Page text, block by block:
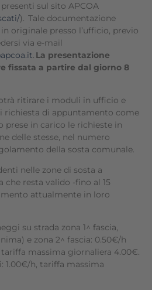
sul sito APCOA
). Tale documentazione
originale presso l’ufficio, previo
via e-mail
. La presentazione
fissata a partire dal giorno 8
ritirare i moduli in ufficio e
richiesta di appuntamento come
prese in carico le richieste in
delle stesse, nel numero
della sosta comunale.
nelle zone di sosta a
resta valido -fino al 15
attualmente in loro
su strada zona 1^ fascia,
e zona 2^ fascia: 0.50€/h
massima giornaliera 4.00€.
1.00€/h, tariffa massima